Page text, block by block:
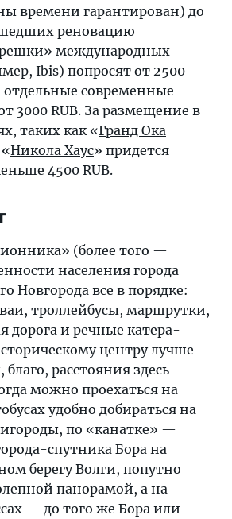
времени гарантирован) до
реновацию
международных
Ibis) попросят от 2500
отдельные современные
3000 RUB. За размещение в
таких как «Гранд Ока
Никола Хаус» придется
4500 RUB.
(более того —
населения города
Новгорода все в порядке:
троллейбусы, маршрутки,
дорога и речные катера-
центру лучше
расстояния здесь
можно проехаться на
удобно добираться на
по «канатке» —
спутника Бора на
берегу Волги, попутно
панорамой, а на
— до того же Бора или